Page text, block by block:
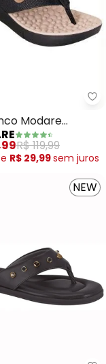
Modare
Modare
em Sintético
R$ 119,99
R$ 29,99sem juros
NEW